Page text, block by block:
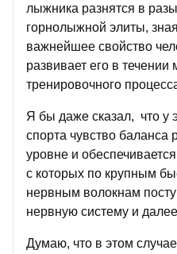
лыжника разнятся в
горнолыжной элиты,
важнейшее свойство
развивает его в течении
тренировочного
Я бы даже сказал, что у
спорта чувство баланса
уровне и
с которых по крупным
нервным волокнам
нервную систему и
Думаю, что в этом